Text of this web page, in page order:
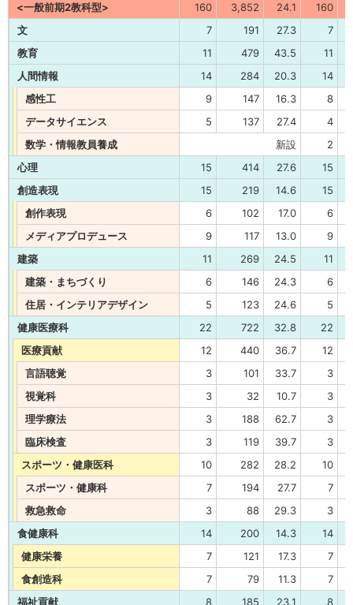
<一般前期2教科型>
160 3,852 24.1 160
文
7 191 27.3
7
教育
11 479 43.5
11
人間情報
14 284 20.3
14
感性工
9 147 16.3
8
データサイエンス
5 137 27.4
4
数学・情報教員養成
新設
2
心理
15 414 27.6
15
創造表現
15 219 14.6
15
創作表現
6 102 17.0
6
メディアプロデュース
9 117 13.0
9
建築
11 269 24.5
11
建築・まちづくり
6 146 24.3
6
住居・インテリアデザイン
5 123 24.6
5
健康医療科
22 722 32.8
22
医療貢献
12 440 36.7
12
言語聴覚
3 101 33.7
3
視覚科
3 32 10.7
3
理学療法
3 188 62.7
3
臨床検査
3 119 39.7
3
スポーツ・健康医科
10 282 28.2
10
スポーツ・健康科
7 194 27.7
7
救急救命
3 88 29.3
3
食健康科
14 200 14.3
14
健康栄養
7 121 17.3
7
食創造科
7 79 11.3
7
福祉貢献
8 185 23.1 8